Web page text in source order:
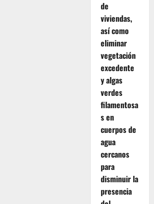
de
viviendas,
así como
eliminar
vegetación
excedente
y algas
verdes
filamentosa
s en
cuerpos de
agua
cercanos
para
disminuir la
presencia